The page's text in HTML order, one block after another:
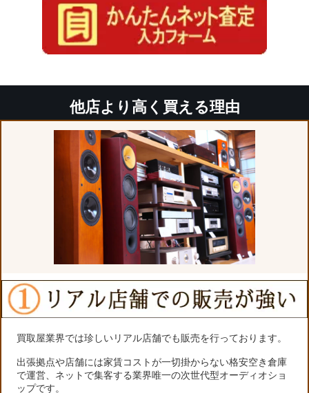
他店より高く買える理由
買取屋業界では珍しいリアル店舗でも販売を行っております。
出張拠点や店舗には家賃コストが一切掛からない格安空き倉庫
で運営、ネットで集客する業界唯一の次世代型オーディオショ
ップです。